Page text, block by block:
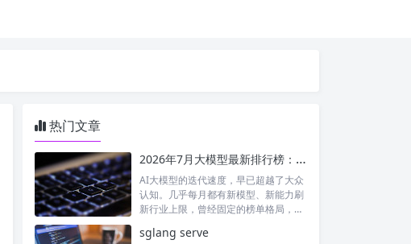
热门文章
2026年7月大模型最新排行榜：神仙打架！国产模型正式跻身全球第一梯队
AI大模型的迭代速度，早已超越了大众
认知。几乎每月都有新模型、新能力刷
新行业上限，曾经固定的榜单格局，如
sglang serve